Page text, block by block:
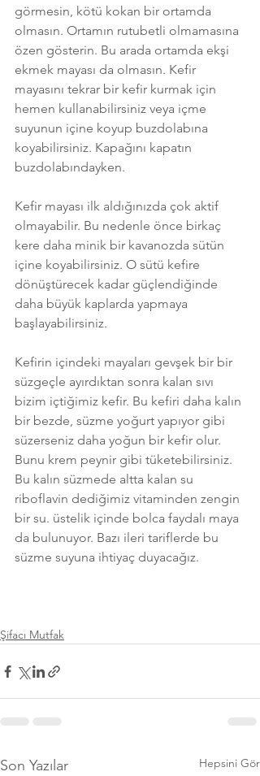
görmesin, kötü kokan bir ortamda
olmasın. Ortamın rutubetli olmamasına
özen gösterin. Bu arada ortamda ekşi
ekmek mayası da olmasın. Kefir
mayasını tekrar bir kefir kurmak için
hemen kullanabilirsiniz veya içme
suyunun içine koyup buzdolabına
koyabilirsiniz. Kapağını kapatın
buzdolabındayken.
Kefir mayası ilk aldığınızda çok aktif
olmayabilir. Bu nedenle önce birkaç
kere daha minik bir kavanozda sütün
içine koyabilirsiniz. O sütü kefire
dönüştürecek kadar güçlendiğinde
daha büyük kaplarda yapmaya
başlayabilirsiniz.
Kefirin içindeki mayaları gevşek bir bir
süzgeçle ayırdıktan sonra kalan sıvı
bizim içtiğimiz kefir. Bu kefiri daha kalın
bir bezde, süzme yoğurt yapıyor gibi
süzerseniz daha yoğun bir kefir olur.
Bunu krem peynir gibi tüketebilirsiniz.
Bu kalın süzmede altta kalan su
riboflavin dediğimiz vitaminden zengin
bir su. üstelik içinde bolca faydalı maya
da bulunuyor. Bazı ileri tariflerde bu
süzme suyuna ihtiyaç duyacağız.
Şifacı Mutfak
Son Yazılar Hepsini Gör